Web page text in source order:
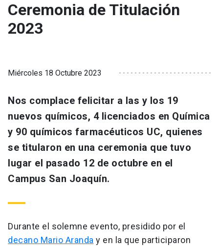
Ceremonia de Titulación
2023
Miércoles 18 Octubre 2023
Nos complace felicitar a las y los 19
nuevos químicos, 4 licenciados en Química
y 90 químicos farmacéuticos UC, quienes
se titularon en una ceremonia que tuvo
lugar el pasado 12 de octubre en el
Campus San Joaquín.
Durante el solemne evento, presidido por el
decano Mario Aranda y en la que participaron